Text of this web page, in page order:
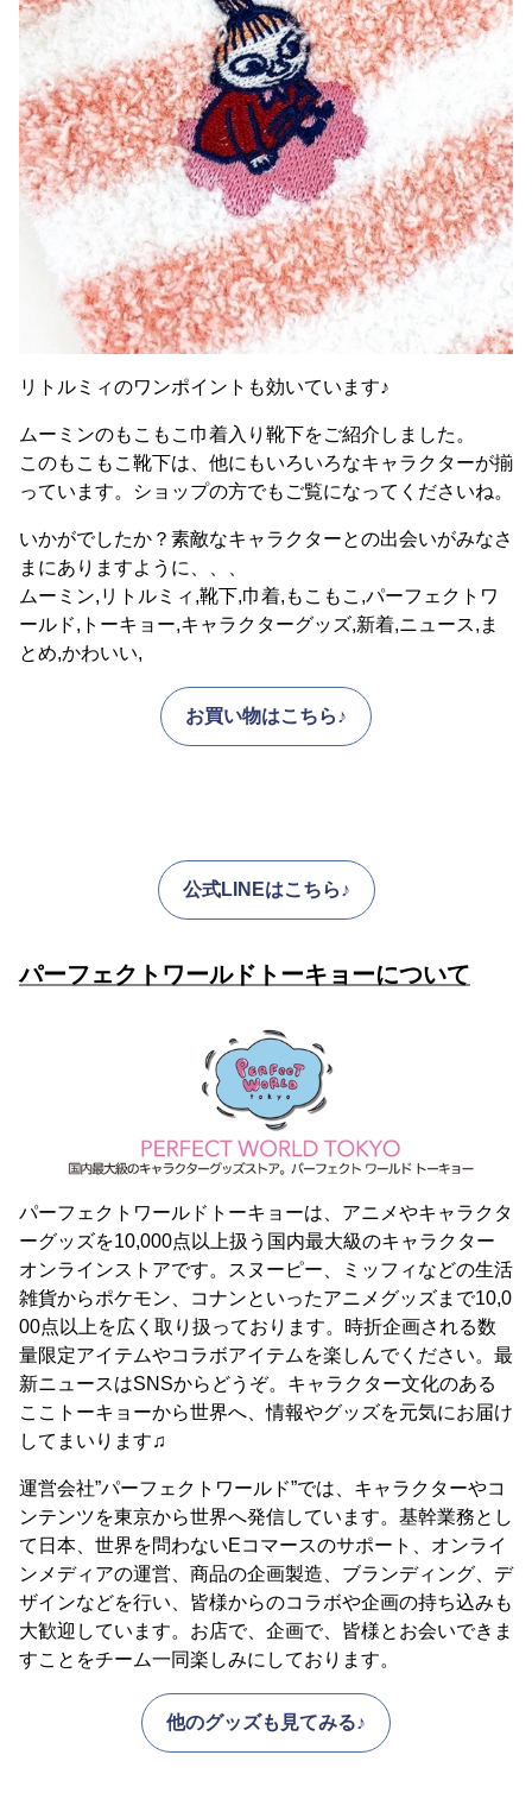
リトルミィのワンポイントも効いています♪
ムーミンのもこもこ巾着入り靴下をご紹介しました。
このもこもこ靴下は、他にもいろいろなキャラクターが揃
っています。ショップの方でもご覧になってくださいね。
いかがでしたか？素敵なキャラクターとの出会いがみなさ
まにありますように、、、
ムーミン,リトルミィ,靴下,巾着,もこもこ,パーフェクトワ
ールド,トーキョー,キャラクターグッズ,新着,ニュース,ま
とめ,かわいい,
お買い物はこちら♪
公式LINEはこちら♪
パーフェクトワールドトーキョーについて
パーフェクトワールドトーキョーは、アニメやキャラクタ
ーグッズを10,000点以上扱う国内最大級のキャラクター
オンラインストアです。スヌーピー、ミッフィなどの生活
雑貨からポケモン、コナンといったアニメグッズまで10,0
00点以上を広く取り扱っております。時折企画される数
量限定アイテムやコラボアイテムを楽しんでください。最
新ニュースはSNSからどうぞ。キャラクター文化のある
ここトーキョーから世界へ、情報やグッズを元気にお届け
してまいります♫
運営会社”パーフェクトワールド”では、キャラクターやコ
ンテンツを東京から世界へ発信しています。基幹業務とし
て日本、世界を問わないEコマースのサポート、オンライ
ンメディアの運営、商品の企画製造、ブランディング、デ
ザインなどを行い、皆様からのコラボや企画の持ち込みも
大歓迎しています。お店で、企画で、皆様とお会いできま
すことをチーム一同楽しみにしております。
他のグッズも見てみる♪